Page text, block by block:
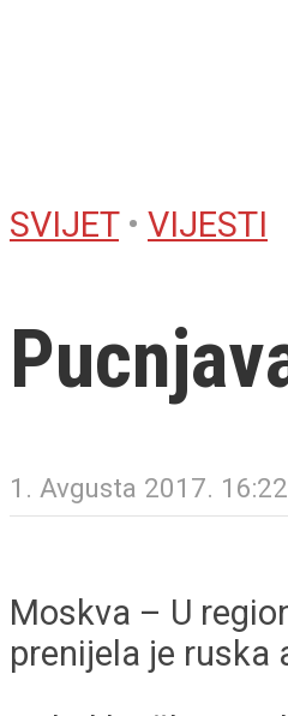
SVIJET • VIJESTI
1. Avgusta 2017. 16:22
Moskva – U
prenijela je ruska